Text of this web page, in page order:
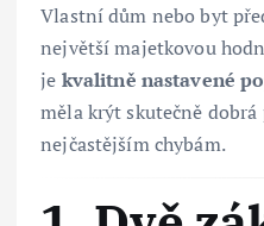
Vlastní dům nebo byt
největší majetkovou
je kvalitně nastavené
měla krýt skutečně
nejčastějším chybám.